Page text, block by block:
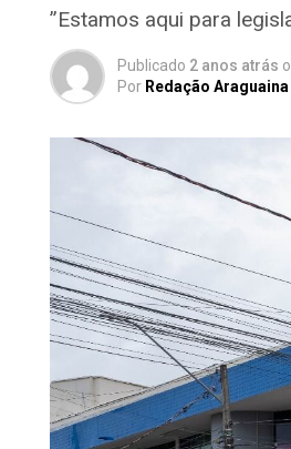
”Estamos aqui para
Publicado 2 anos atrás
Por Redação